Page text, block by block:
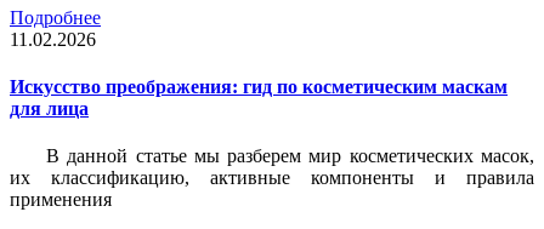
Подробнее
11.02.2026
Искусство преображения: гид по косметическим маскам
для лица
В данной статье мы разберем мир косметических масок,
их классификацию, активные компоненты и правила
применения